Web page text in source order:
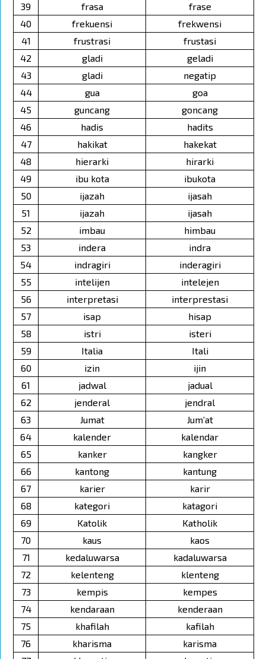
39
frasa
frase
40
frekuensi
frekwensi
41
frustrasi
frustasi
42
gladi
geladi
43
gladi
negatip
44
gua
goa
45
guncang
goncang
46
hadis
hadits
47
hakikat
hakekat
48
hierarki
hirarki
49
ibu kota
ibukota
50
ijazah
ijasah
51
ijazah
ijasah
52
imbau
himbau
53
indera
indra
54
indragiri
inderagiri
55
intelijen
intelejen
56
interpretasi
interprestasi
57
isap
hisap
58
istri
isteri
59
Italia
Itali
60
izin
ijin
61
jadwal
jadual
62
jenderal
jendral
63
Jumat
Jum’at
64
kalender
kalendar
65
kanker
kangker
66
kantong
kantung
67
karier
karir
68
kategori
katagori
69
Katolik
Katholik
70
kaus
kaos
71
kedaluwarsa
kadaluwarsa
72
kelenteng
klenteng
73
kempis
kempes
74
kendaraan
kenderaan
75
khafilah
kafilah
76
kharisma
karisma